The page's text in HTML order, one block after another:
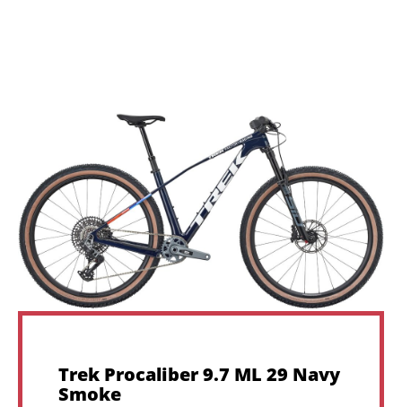
Trek Procaliber 9.7 ML 29 Navy
Smoke